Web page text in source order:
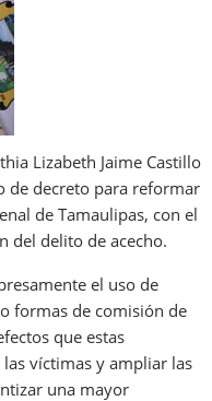
Lizabeth Jaime Castillo
de decreto para reformar
de Tamaulipas, con el
del delito de acecho.
el uso de
formas de comisión de
que estas
víctimas y ampliar las
una mayor